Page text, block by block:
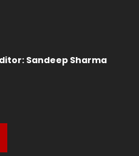
Sandeep Sharma